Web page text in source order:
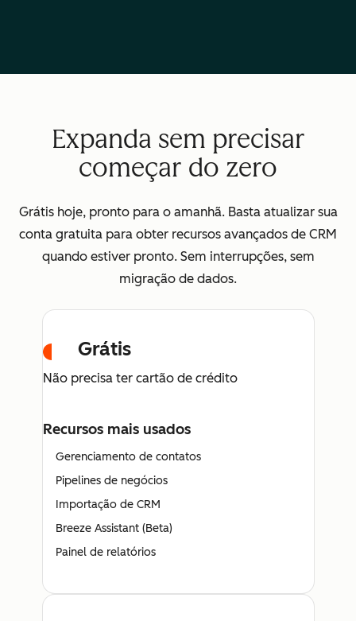
Expanda sem precisar
começar do zero
Grátis hoje, pronto para o amanhã. Basta atualizar sua
conta gratuita para obter recursos avançados de CRM
quando estiver pronto. Sem interrupções, sem
migração de dados.
Grátis
Não precisa ter cartão de crédito
Recursos mais usados
Gerenciamento de contatos
Pipelines de negócios
Importação de CRM
Breeze Assistant (Beta)
Painel de relatórios